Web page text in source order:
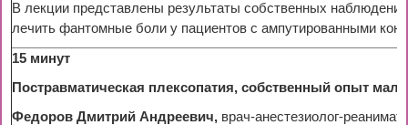
В лекции представлены результаты собственных
лечить фантомные боли у пациентов с ампутированными
15 минут
Постравматическая плексопатия, собственный опыт
Федоров Дмитрий Андреевич, врач-анестезиолог-